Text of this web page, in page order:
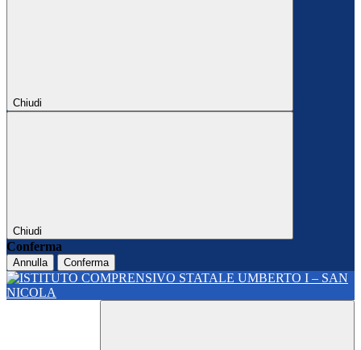
Chiudi
Chiudi
Conferma
Annulla Conferma